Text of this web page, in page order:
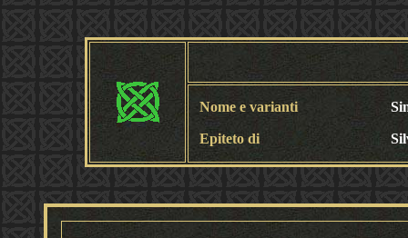
Nome e varianti
Epiteto di